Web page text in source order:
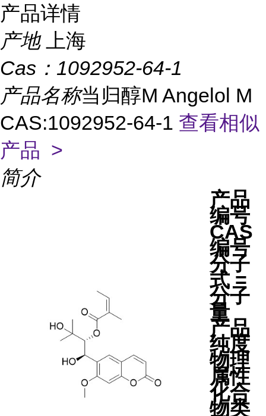
产品详情
产地
上海
Cas： 1092952-64-1
产品名称当归醇M Angelol M
CAS:1092952-64-1 查看相似
产品 >
简介
产品
编号
CAS
编号
分子
式 =
分子
量
产品
纯度
物理
属性
化合
物类